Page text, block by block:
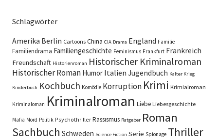
Schlagwörter
Amerika Berlin Cartoons China CIA Drama England Familie
Familiendrama Familiengeschichte Feminismus Frankfurt Frankreich
Freundschaft Historienroman Historischer Kriminalroman
Historischer Roman Humor Italien Jugendbuch Kalter Krieg
Kinderbuch Kochbuch Komödie Korruption Krimi Krimialroman
Kriminaloman Kriminalroman Liebe Liebesgeschichte
Mafia Mord Politik Psychothriller Rassismus Ratgeber Roman
Sachbuch Schweden Science Fiction Serie Spionage Thriller